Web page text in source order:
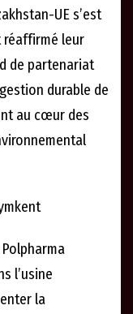
UE s’est
réaffirmé leur
de partenariat
durable de
au cœur des
l’usine
la